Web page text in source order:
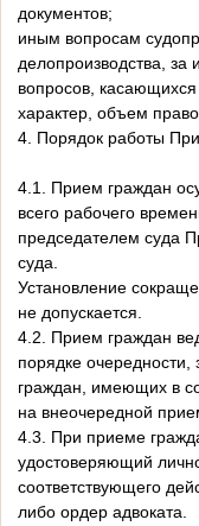
документов;
иным вопросам
делопроизводства, за
вопросов,
характер, объем
4. Порядок работы
4.1. Прием граждан
всего рабочего
председателем суда
суда.
Установление
не допускается.
4.2. Прием граждан
порядке очередности,
граждан, имеющих в
на внеочередной
4.3. При приеме
удостоверяющий
соответствующего
либо ордер адвоката.